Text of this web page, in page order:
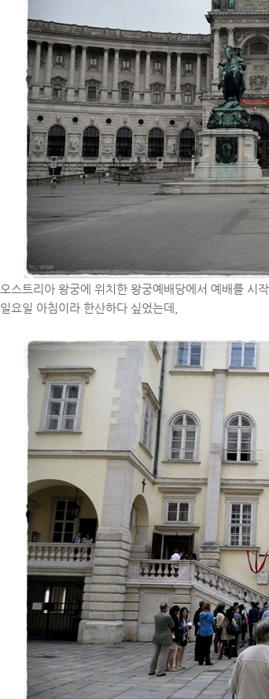
오스트리아 왕궁에 위치한 왕궁예배당에서 예배를 시작
일요일 아침이라 한산하다 싶었는데,